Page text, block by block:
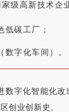
级高新技术企
碳工厂；
字化车间）。
字化智能化改
创业创新史。